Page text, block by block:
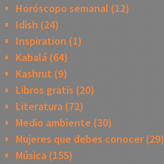
Horóscopo semanal (12)
Idish (24)
Inspiration (1)
Kabalá(64)
Kashrut (9)
Libros gratis (20)
Literatura(72)
Medio ambiente (30)
Mujeres que debes conocer(29)
Música(155)